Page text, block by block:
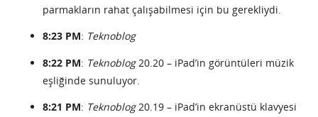
parmakların rahat çalışabilmesi için bu gerekliydi.
8:23 PM: Teknoblog
8:22 PM: Teknoblog20.20 – iPad’in görüntüleri müzik
eşliğinde sunuluyor.
8:21 PM: Teknoblog20.19 – iPad’in ekranüstü klavyesi